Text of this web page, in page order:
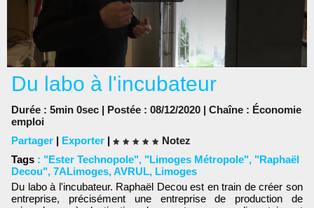
Du labo à l'incubateur
Durée : 5min 0sec | Postée : 08/12/2020 | Chaîne : Économie
emploi
Partager | Exporter |
Notez
Tags : "Ester Technopole", "Limoges Métropole", "Raphaël
Decou", 7ALimoges,AVRUL, Limoges
Du labo à l'incubateur. Raphaël Decou est en train de créer son
entreprise, précisément une entreprise de production de